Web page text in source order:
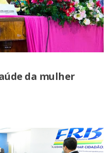
da mulher